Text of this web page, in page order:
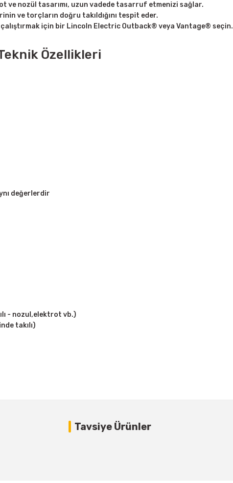
ve nozül tasarımı, uzun vadede tasarruf etmenizi sağlar.
ve torçların doğru takıldığını tespit eder.
için bir Lincoln Electric Outback® veya Vantage® seçin.
Özellikleri
değerlerdir
- nozul,elektrot vb.)
takılı)
Yorum Yaz
Tavsiye Ürünler